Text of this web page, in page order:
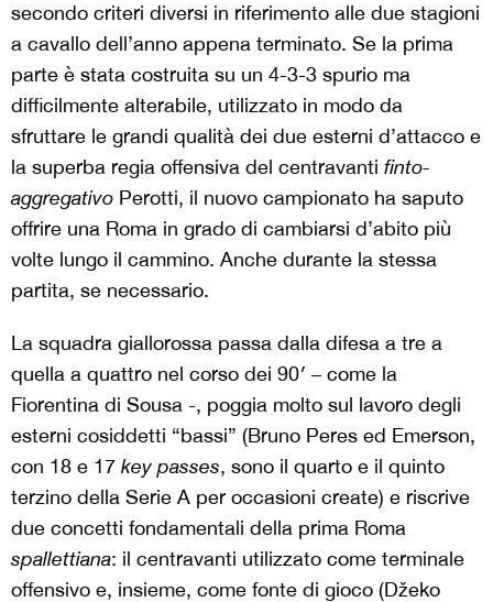
secondo criteri diversi in riferimento alle due stagioni
a cavallo dell’anno appena terminato. Se la prima
parte è stata costruita su un 4-3-3 spurio ma
difficilmente alterabile, utilizzato in modo da
sfruttare le grandi qualità dei due esterni d’attacco e
la superba regia offensiva del centravanti finto-
aggregativo Perotti, il nuovo campionato ha saputo
offrire una Roma in grado di cambiarsi d’abito più
volte lungo il cammino. Anche durante la stessa
partita, se necessario.
La squadra giallorossa passa dalla difesa a tre a
quella a quattro nel corso dei 90′ – come la
Fiorentina di Sousa -, poggia molto sul lavoro degli
esterni cosiddetti “bassi” (Bruno Peres ed Emerson,
con 18 e 17 key passes, sono il quarto e il quinto
terzino della Serie A per occasioni create) e riscrive
due concetti fondamentali della prima Roma
spallettiana: il centravanti utilizzato come terminale
offensivo e, insieme, come fonte di gioco (Džeko